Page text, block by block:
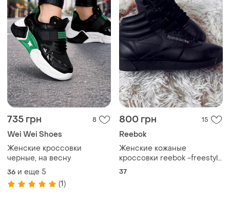
735 грн 8
Wei Wei Shoes
Женские кроссовки
черные, на весну
36 и еще 5
(1)
800 грн 15
Reebok
Женские кожаные
кроссовки reebok -freestyle
hi w 2240
37